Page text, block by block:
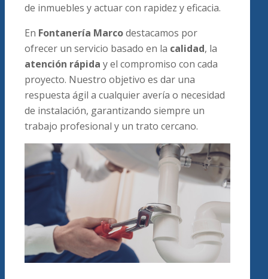
de inmuebles y actuar con rapidez y eficacia.
En Fontanería Marcodestacamos por
ofrecer un servicio basado en la calidad, la
atención rápida y el compromiso con cada
proyecto. Nuestro objetivo es dar una
respuesta ágil a cualquier avería o necesidad
de instalación, garantizando siempre un
trabajo profesional y un trato cercano.